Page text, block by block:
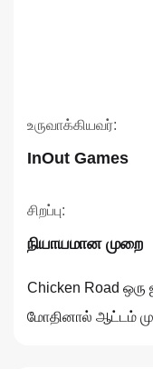
உருவாக்கியவர்:
InOut Games
சிறப்பு:
நியாயமான முறை
Chicken Road
மோதினால் ஆட்டம்